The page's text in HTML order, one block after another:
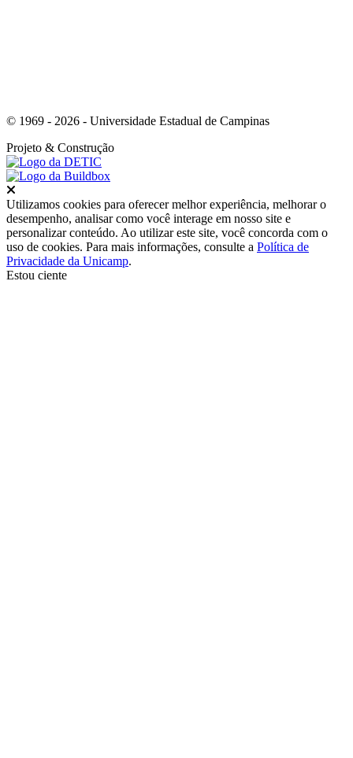
© 1969 - 2026 - Universidade Estadual de Campinas
Projeto & Construção
Utilizamos cookies para oferecer melhor experiência, melhorar o
desempenho, analisar como você interage em nosso site e
personalizar conteúdo. Ao utilizar este site, você concorda com o
uso de cookies. Para mais informações, consulte a Política de
Privacidade da Unicamp.
Estou ciente